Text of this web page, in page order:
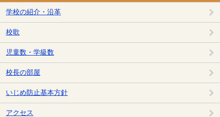
学校の紹介・沿革
校歌
児童数・学級数
校長の部屋
いじめ防止基本方針
アクセス